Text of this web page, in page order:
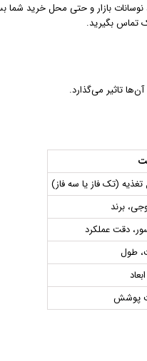
بازار و حتی محل خرید شما
تماس بگیرید.
تاثیر می‌گذارد.
(تک فاز یا سه فاز)
برند
دقت عملکرد
طول
پوشش